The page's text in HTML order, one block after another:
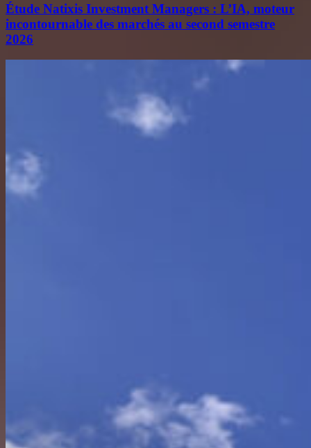
Étude Natixis Investment Managers : L’IA, moteur
incontournable des marchés au second semestre
2026